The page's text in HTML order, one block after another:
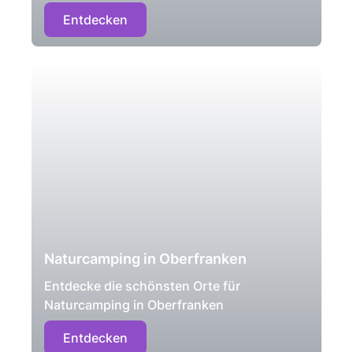
Entdecken
Naturcamping in Oberfranken
Entdecke die schönsten Orte für
Naturcamping in Oberfranken
Entdecken